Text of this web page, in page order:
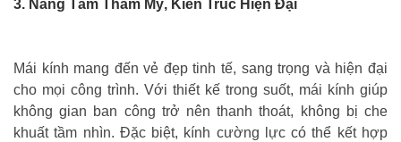
3. Nâng Tầm Thẩm Mỹ, Kiến Trúc Hiện Đại
Mái kính mang đến vẻ đẹp tinh tế, sang trọng và hiện đại
cho mọi công trình. Với thiết kế trong suốt, mái kính giúp
không gian ban công trở nên thanh thoát, không bị che
khuất tầm nhìn. Đặc biệt, kính cường lực có thể kết hợp